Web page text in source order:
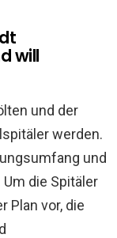
will
und der
werden.
und
die Spitäler
Plan vor, die